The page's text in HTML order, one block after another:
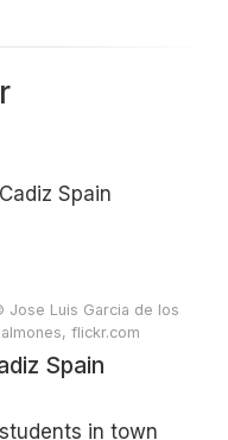
Jose Luis Garcia de los
flickr.com
Spain